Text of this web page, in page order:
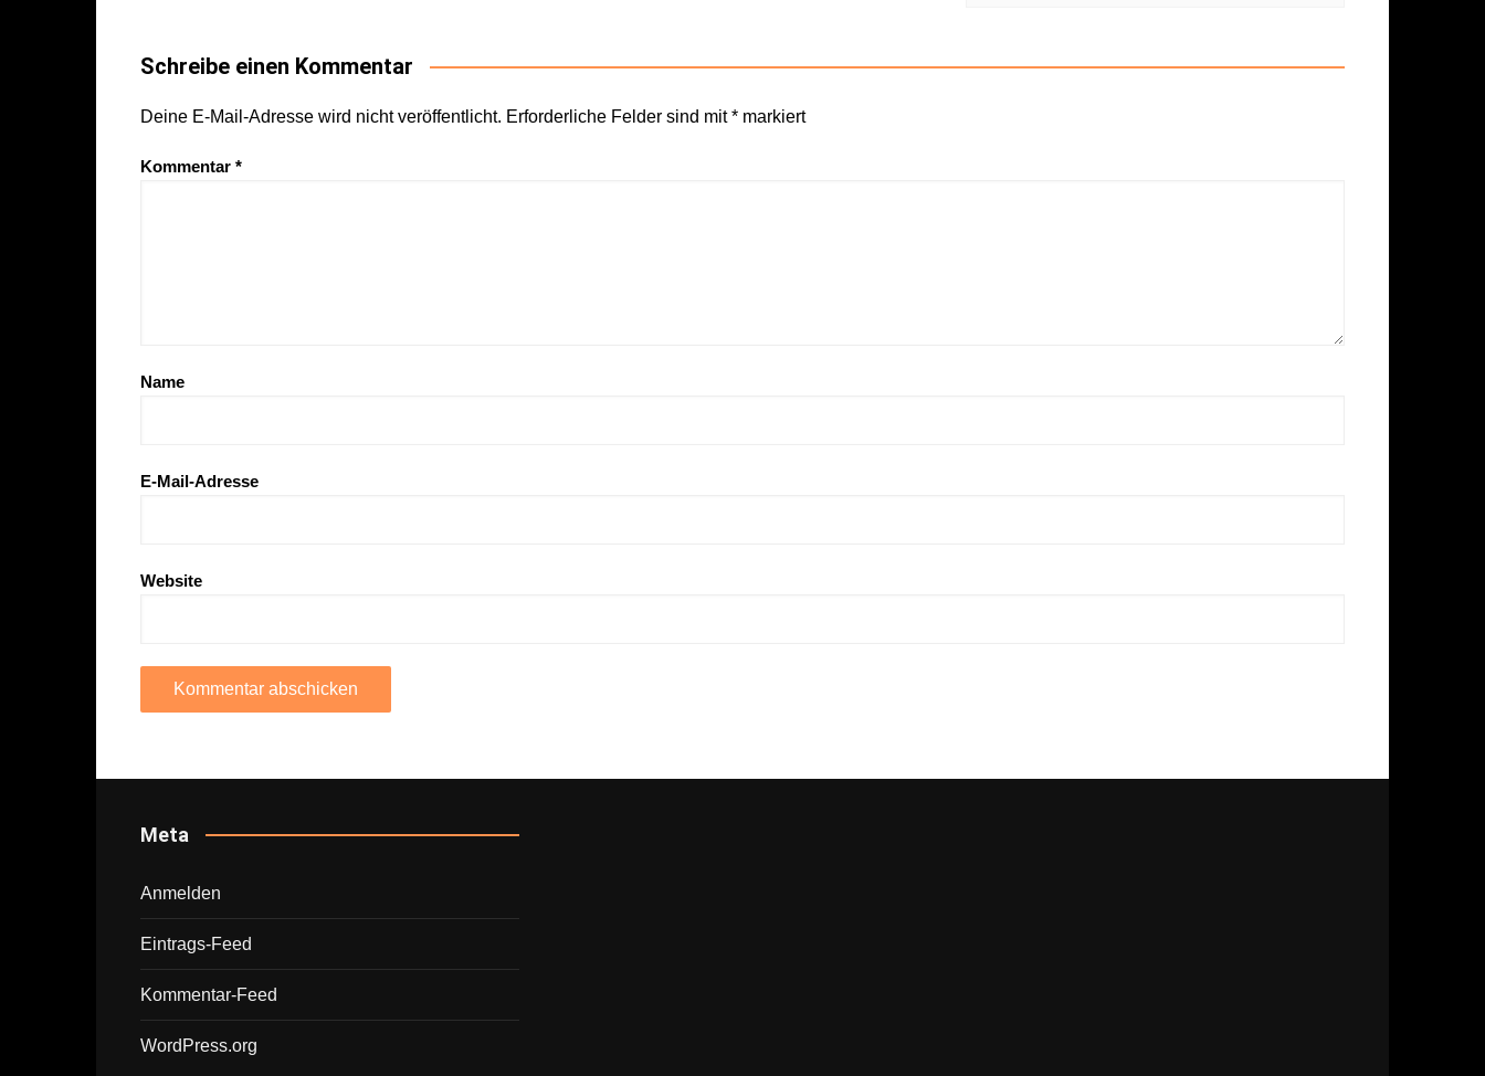
Schreibe einen Kommentar
Deine E-Mail-Adresse wird nicht veröffentlicht. Erforderliche Felder sind mit* markiert
Kommentar *
Name
E-Mail-Adresse
Website
Meta
Anmelden
Eintrags-Feed
Kommentar-Feed
WordPress.org